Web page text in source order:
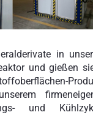
in
und gießen
und